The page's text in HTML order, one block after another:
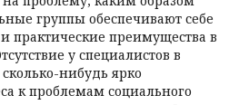
группы обеспечивают себе
практические преимущества в
у специалистов в
нибудь ярко
к проблемам социального